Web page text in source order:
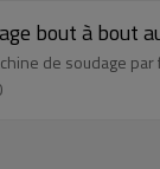
bout à bout
de soudage